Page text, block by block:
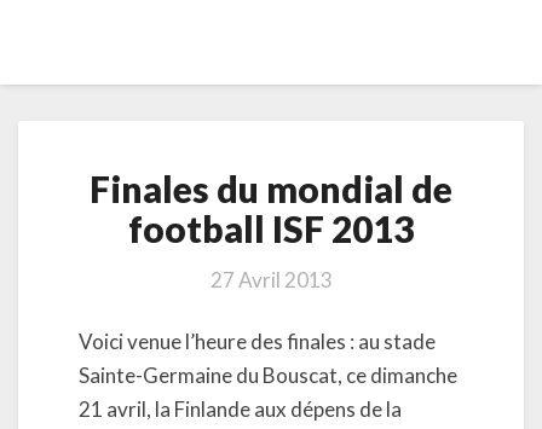
du
mondial
de
ISF
Finales du mondial de
football ISF 2013
27 Avril 2013
Voici venue l’heure des finales : au stade
Sainte-Germaine du Bouscat, ce dimanche
21 avril, la Finlande aux dépens de la